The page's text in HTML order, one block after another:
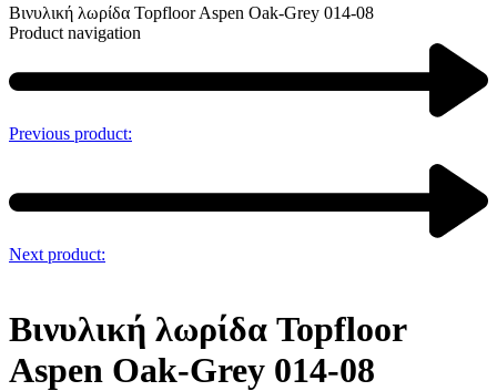
Βινυλική λωρίδα Topfloor Aspen Oak-Grey 014-08
Product navigation
Previous product:
Next product:
Βινυλική λωρίδα Topfloor
Aspen Oak-Grey 014-08